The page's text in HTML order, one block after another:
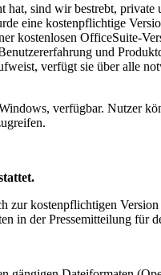
sind wir bestrebt,
eine kostenpflichtige
kostenlosen OfficeSuite-
und
verfügt sie über alle
verfügbar. Nutzer
kostenpflichtigen
in der Pressemitteilung für